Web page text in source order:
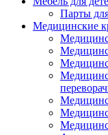
Парты
Медицинские